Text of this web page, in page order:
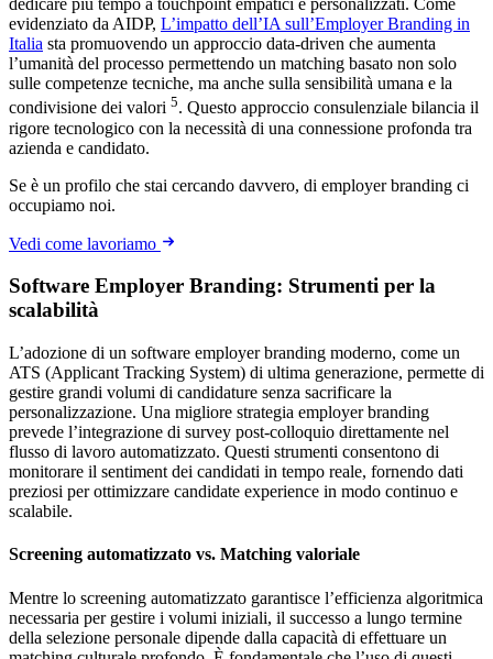
dedicare più tempo a touchpoint empatici e personalizzati. Come
evidenziato da AIDP, L’impatto dell’IA sull’Employer Branding in
Italia sta promuovendo un approccio data-driven che aumenta
l’umanità del processo permettendo un matching basato non solo
sulle competenze tecniche, ma anche sulla sensibilità umana e la
condivisione dei valori 5. Questo approccio consulenziale bilancia il
rigore tecnologico con la necessità di una connessione profonda tra
azienda e candidato.
Se è un profilo che stai cercando davvero, di employer branding ci
occupiamo noi.
Vedi come lavoriamo
Software Employer Branding: Strumenti per la
scalabilità
L’adozione di un software employer branding moderno, come un
ATS (Applicant Tracking System) di ultima generazione, permette di
gestire grandi volumi di candidature senza sacrificare la
personalizzazione. Una migliore strategia employer branding
prevede l’integrazione di survey post-colloquio direttamente nel
flusso di lavoro automatizzato. Questi strumenti consentono di
monitorare il sentiment dei candidati in tempo reale, fornendo dati
preziosi per ottimizzare candidate experience in modo continuo e
scalabile.
Screening automatizzato vs. Matching valoriale
Mentre lo screening automatizzato garantisce l’efficienza algoritmica
necessaria per gestire i volumi iniziali, il successo a lungo termine
della selezione personale dipende dalla capacità di effettuare un